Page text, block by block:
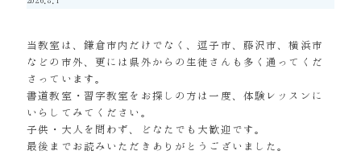
当教室は、鎌倉市内だけでなく、逗子市、藤沢市、横浜市
などの市外、更には県外からの生徒さんも多く通ってくだ
さっています。
書道教室・習字教室をお探しの方は一度、体験レッスンに
いらしてみてください。
子供・大人を問わず、どなたでも大歓迎です。
最後までお読みいただきありがとうございました。